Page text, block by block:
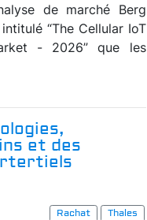
de marché Berg
“The Cellular IoT
- 2026” que les
et des
Rachat
Thales